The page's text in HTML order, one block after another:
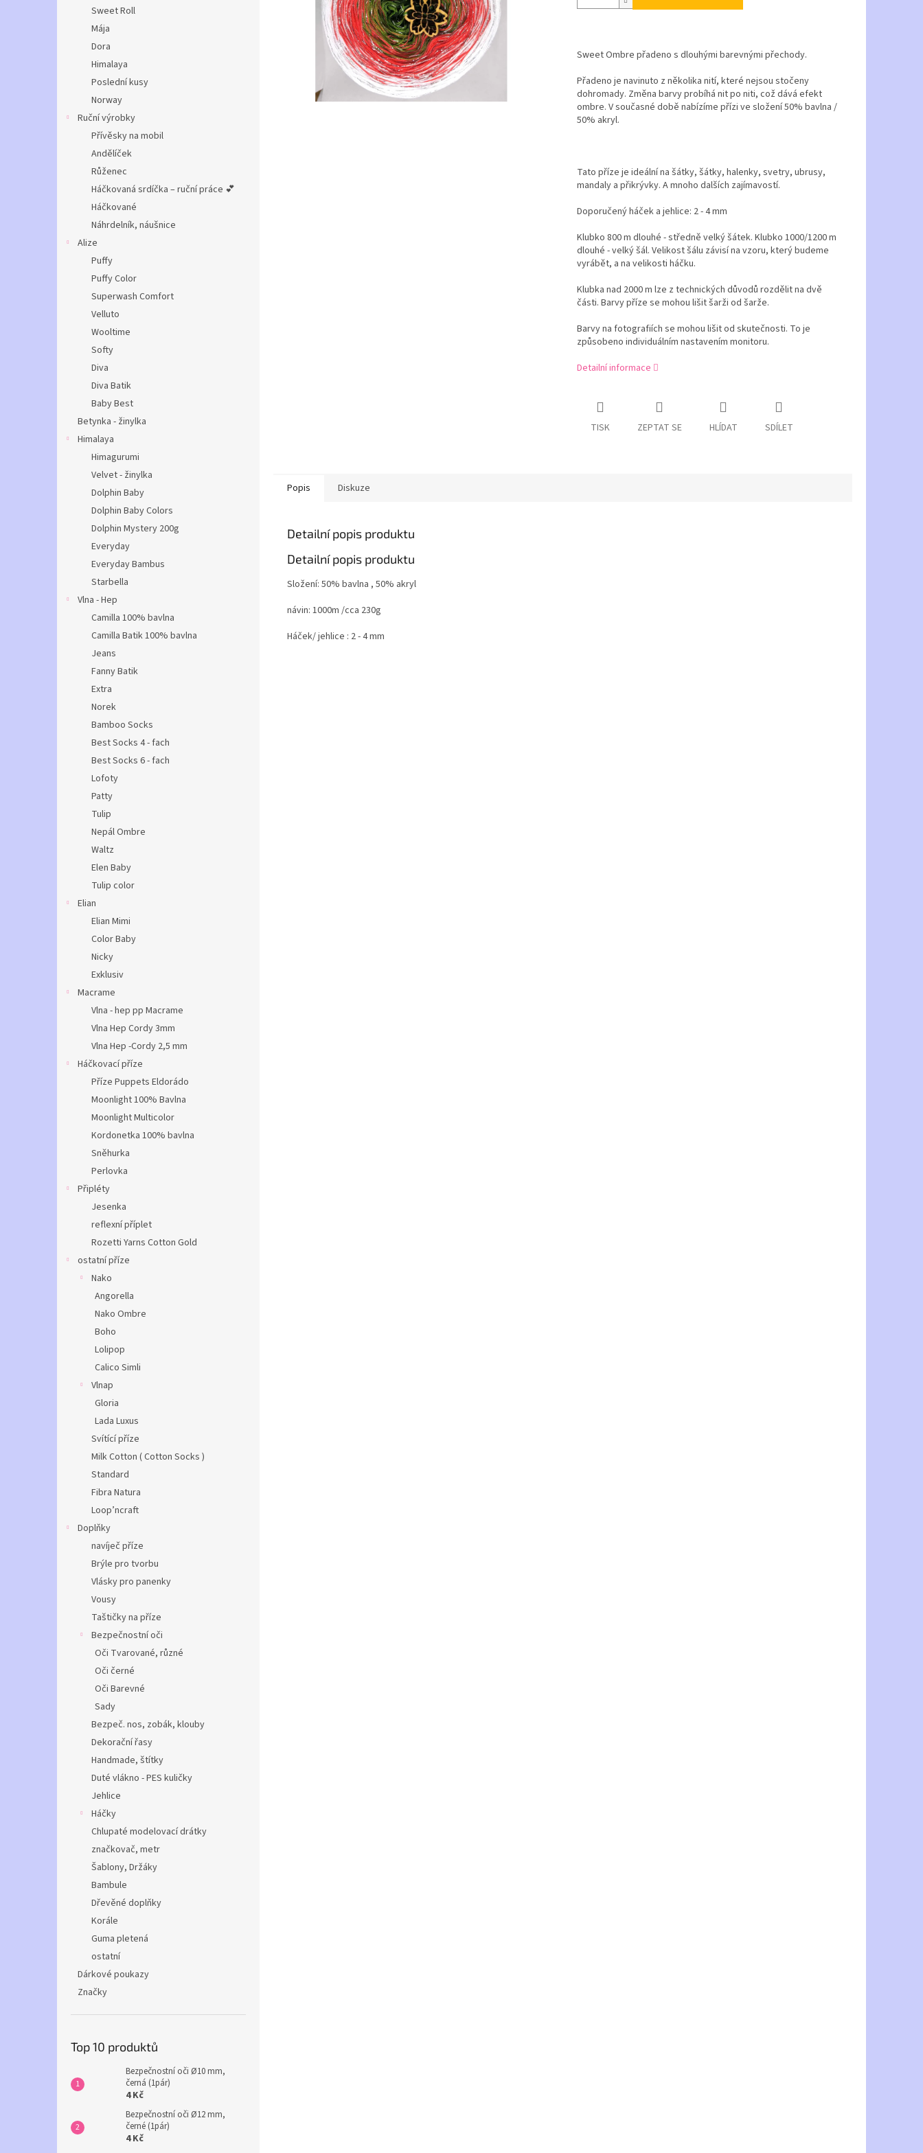
Sweet Roll
Mája
Dora
Himalaya
Poslední kusy
Norway
Ruční výrobky
Přívěsky na mobil
Andělíček
Růženec
Háčkovaná srdíčka – ruční práce 💕
Háčkované
Náhrdelník, náušnice
Alize
Puffy
Puffy Color
Superwash Comfort
Velluto
Wooltime
Softy
Diva
Diva Batik
Baby Best
Betynka - žinylka
Himalaya
Himagurumi
Velvet - žinylka
Dolphin Baby
Dolphin Baby Colors
Dolphin Mystery 200g
Everyday
Everyday Bambus
Starbella
Vlna - Hep
Camilla 100% bavlna
Camilla Batik 100% bavlna
Jeans
Fanny Batik
Extra
Norek
Bamboo Socks
Best Socks 4 - fach
Best Socks 6 - fach
Lofoty
Patty
Tulip
Nepál Ombre
Waltz
Elen Baby
Tulip color
Elian
Elian Mimi
Color Baby
Nicky
Exklusiv
Macrame
Vlna - hep pp Macrame
Vlna Hep Cordy 3mm
Vlna Hep -Cordy 2,5 mm
Háčkovací příze
Příze Puppets Eldorádo
Moonlight 100% Bavlna
Moonlight Multicolor
Kordonetka 100% bavlna
Sněhurka
Perlovka
Připléty
Jesenka
reflexní příplet
Rozetti Yarns Cotton Gold
ostatní příze
Nako
Angorella
Nako Ombre
Boho
Lolipop
Calico Simli
Vlnap
Gloria
Lada Luxus
Svítící příze
Milk Cotton ( Cotton Socks )
Standard
Fibra Natura
Loop’ncraft
Doplňky
navíječ příze
Brýle pro tvorbu
Vlásky pro panenky
Vousy
Taštičky na příze
Bezpečnostní oči
Oči Tvarované, různé
Oči černé
Oči Barevné
Sady
Bezpeč. nos, zobák, klouby
Dekorační řasy
Handmade, štítky
Duté vlákno - PES kuličky
Jehlice
Háčky
Chlupaté modelovací drátky
značkovač, metr
Šablony, Držáky
Bambule
Dřevěné doplňky
Korále
Guma pletená
ostatní
Dárkové poukazy
Značky
Top 10 produktů
Bezpečnostní oči Ø10 mm,
černá (1pár)
4 Kč
Bezpečnostní oči Ø12 mm,
černé (1pár)
4 Kč
Sweet Ombre přadeno s dlouhými barevnými přechody.
Přadeno je navinuto z několika nití, které nejsou stočeny
dohromady. Změna barvy probíhá nit po niti, což dává efekt
ombre. V současné době nabízíme přízi ve složení 50% bavlna /
50% akryl.
Tato příze je ideální na šátky, šátky, halenky, svetry, ubrusy,
mandaly a přikrývky. A mnoho dalších zajímavostí.
Doporučený háček a jehlice: 2 - 4 mm
Klubko 800 m dlouhé - středně velký šátek. Klubko 1000/1200 m
dlouhé - velký šál. Velikost šálu závisí na vzoru, který budeme
vyrábět, a na velikosti háčku.
Klubka nad 2000 m lze z technických důvodů rozdělit na dvě
části. Barvy příze se mohou lišit šarži od šarže.
Barvy na fotografiích se mohou lišit od skutečnosti. To je
způsobeno individuálním nastavením monitoru.
Detailní informace
TISK ZEPTAT SE HLÍDAT SDÍLET
Popis Diskuze
Detailní popis produktu
Detailní popis produktu
Složení: 50% bavlna , 50% akryl
návin: 1000m /cca 230g
Háček/ jehlice : 2 - 4 mm